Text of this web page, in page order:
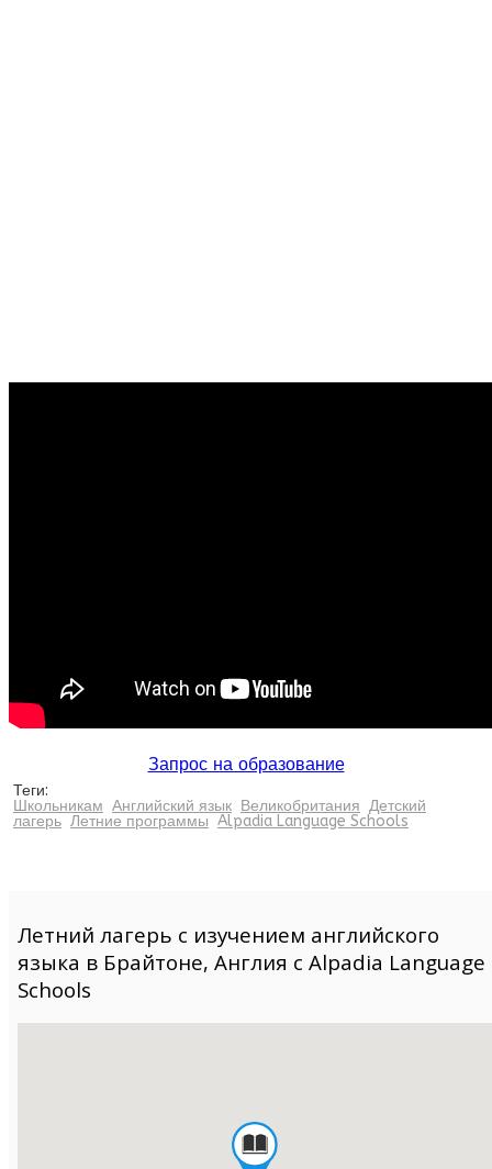
Запрос на образование
Теги:
Школьникам Английский язык Великобритания Детский
лагерь Летние программы Alpadia Language Schools
Летний лагерь с изучением английского
языка в Брайтоне, Англия с Alpadia Language
Schools